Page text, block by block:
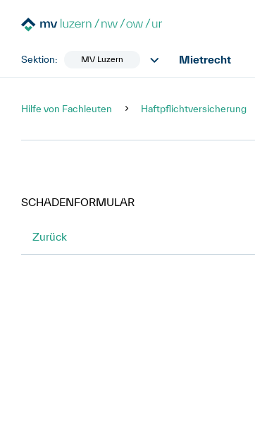
Sektion: MV Luzern Mietrecht
Hilfe von Fachleuten Haftpflichtversicherung
SCHADENFORMULAR
Zurück